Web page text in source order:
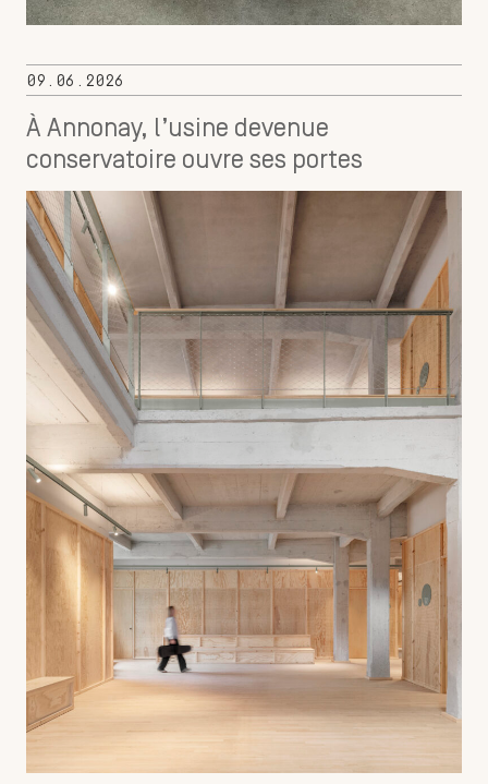
09.06.2026
À Annonay, l’usine devenue
conservatoire ouvre ses portes